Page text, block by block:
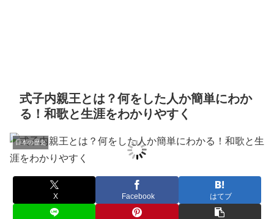
式子内親王とは？何をした人か簡単にわか
る！和歌と生涯をわかりやすく
日本の歴史
X Facebook はてブ